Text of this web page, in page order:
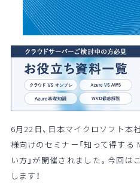
SB
6月22日、日本マイクロソフト本
様向けのセミナー「知って得す
い方」が開催されました。今回
します！